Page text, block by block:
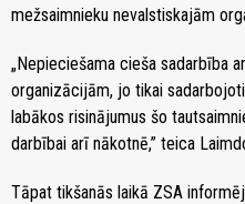
mežsaimnieku nevalstiskajām
„Nepieciešama cieša sadarbība
organizācijām, jo tikai
labākos risinājumus šo
darbībai arī nākotnē,” teica
Tāpat tikšanās laikā ZSA